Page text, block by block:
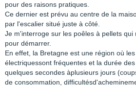
pour des raisons pratiques.
Ce dernier est prévu au centre de la
par l'escalier situé juste à côté.
Je m'interroge sur les poêles à pellets qui
pour démarrer.
En effet, la Bretagne est une région où
électriquessont fréquentes et la durée
quelques secondes àplusieurs jours
de consommation,